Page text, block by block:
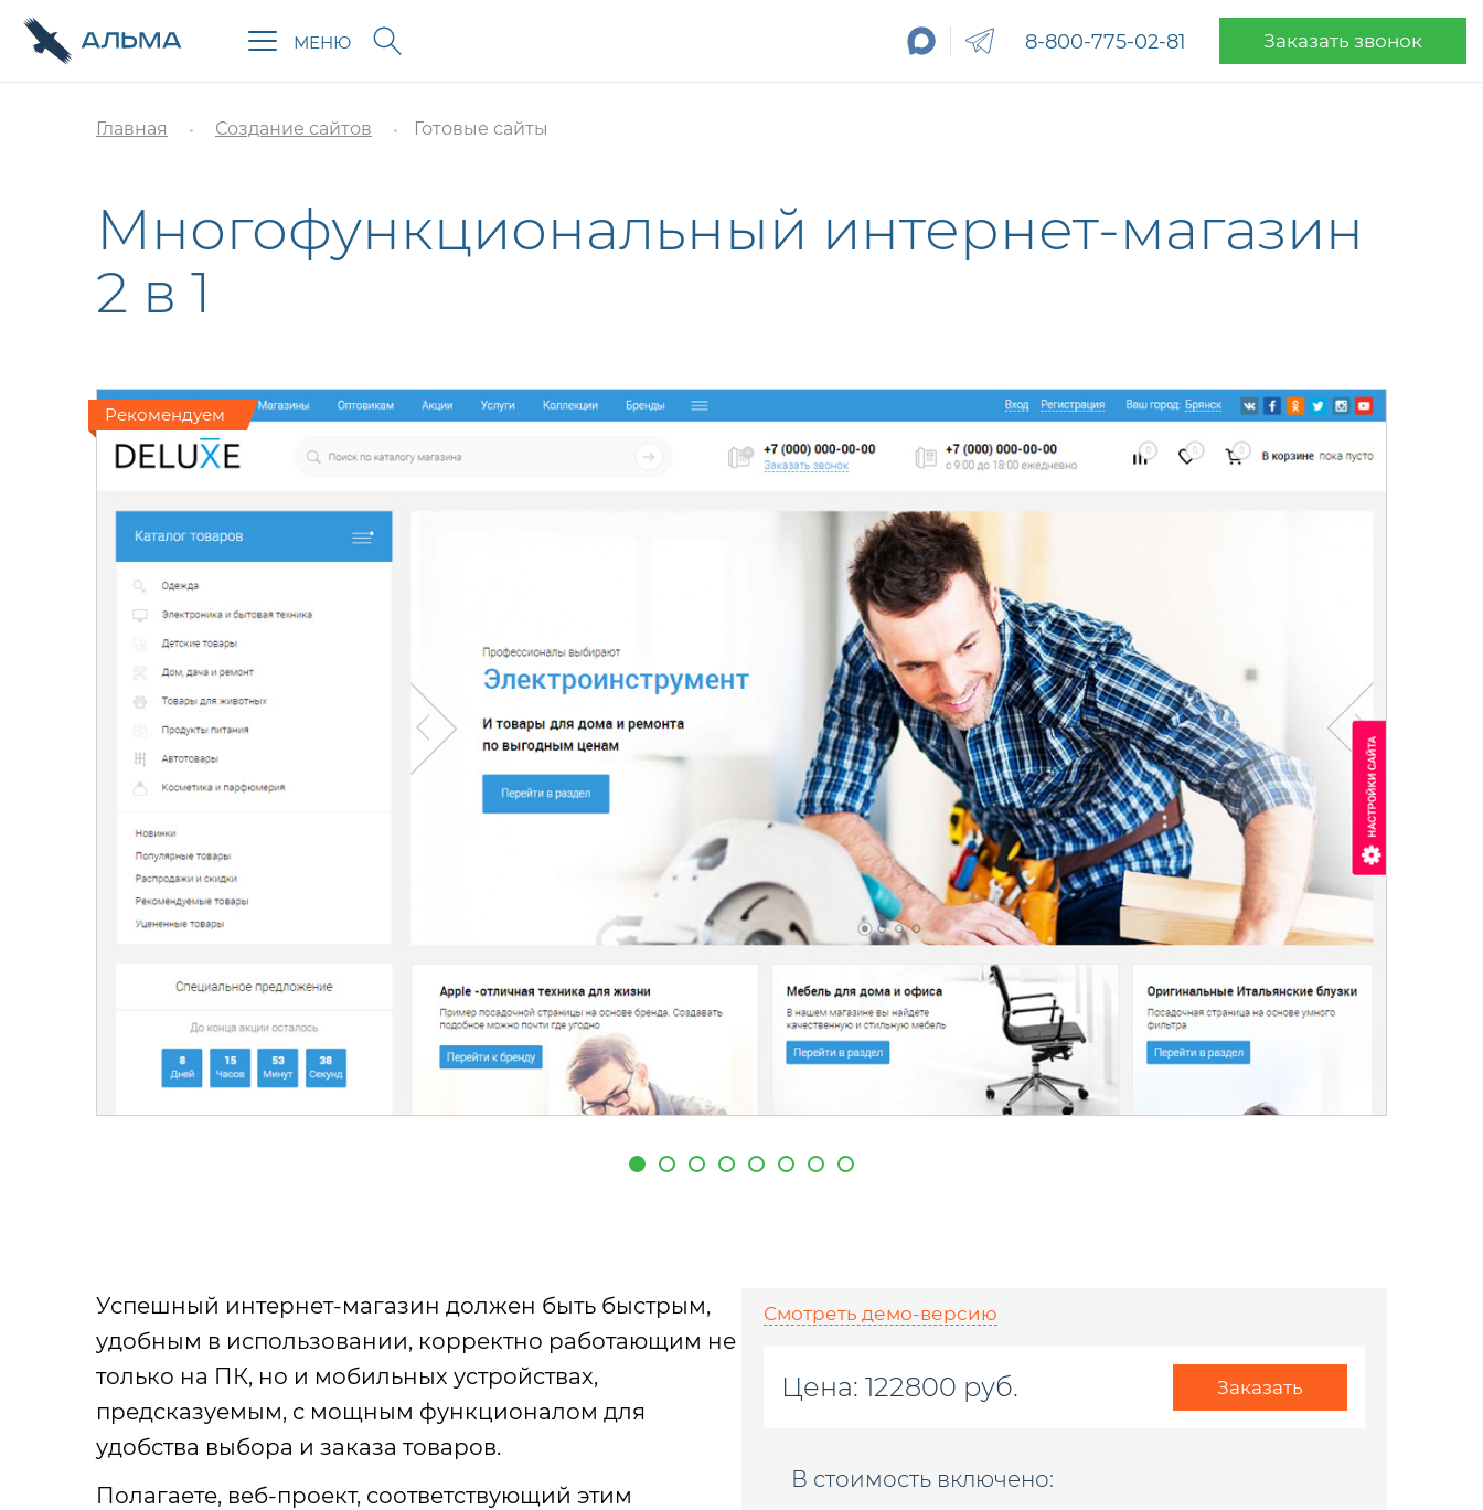
МЕНЮ 8-800-775-02-81 Заказать звонок
Главная Создание сайтов Готовые сайты
Многофункциональный интернет-магазин
2 в 1
Рекомендуем
Успешный интернет-магазин должен быть быстрым,
удобным в использовании, корректно работающим не
только на ПК, но и мобильных устройствах,
предсказуемым, с мощным функционалом для
удобства выбора и заказа товаров.
Полагаете, веб-проект, соответствующий этим
Смотреть демо-версию
Цена: 122800 руб. Заказать
В стоимость включено: